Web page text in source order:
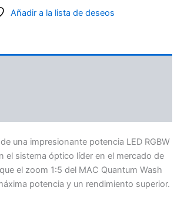
Añadir a la lista de deseos
una impresionante potencia LED RGBW
el sistema óptico líder en el mercado de
el zoom 1:5 del MAC Quantum Wash
potencia y un rendimiento superior.